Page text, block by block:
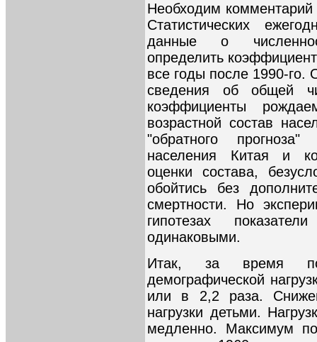
Необходим комментарий
Статистических
данные о
определить
все годы после 1990-го.
сведения об общей
коэффициенты
возрастной состав
"обратного прогноза"
населения Китая и
оценки состава,
обойтись без
смертности. Но
гипотезах
одинаковыми.
Итак, за время
демографической
или в 2,2 раза.
нагрузки детьми.
медленно. Максимум